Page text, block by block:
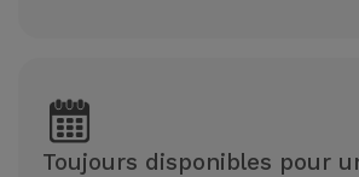
Toujours disponibles pour